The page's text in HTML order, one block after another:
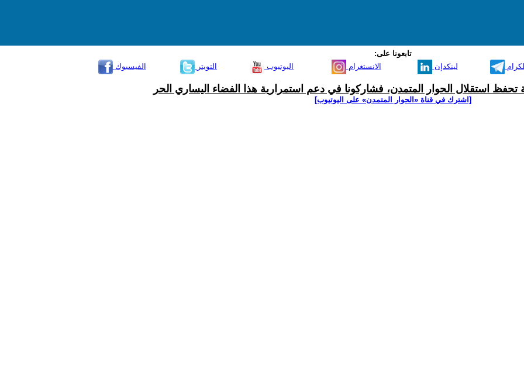
تابعونا على:
الفيسبوك
التويتر اليوتيوب الانستغرام لينكدإن
تحفظ استقلال الحوار المتمدن، فشاركونا في دعم استمرارية هذا الفضاء اليساري الحر
[اشترك في قناة ‫«الحوار المتمدن» على اليوتيوب]